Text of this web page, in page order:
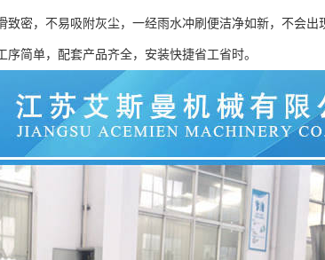
密，不易吸附灰尘，一经雨水冲刷便洁净如新，不会出
简单，配套产品齐全，安装快捷省工省时。